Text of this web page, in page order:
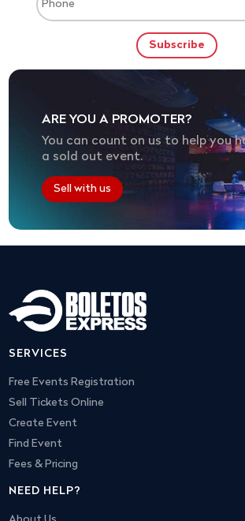
ARE YOU A PROMOTER?
You can count on us to help you
a sold out event.
Sell with us
SERVICES
Free Events Registration
Sell Tickets Online
Create Event
Find Event
Fees & Pricing
NEED HELP?